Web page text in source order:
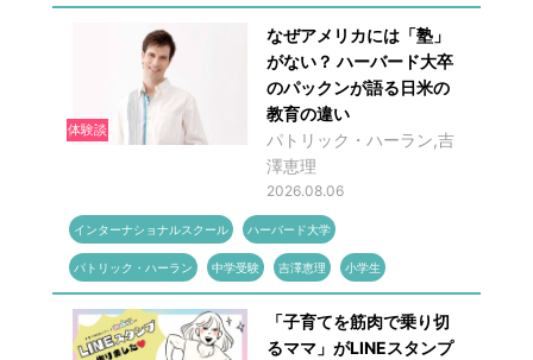
体験談
なぜアメリカには「塾」
がない？ ハーバード大卒
のパックンが語る日米の
教育の違い
パトリック・ハーラン,吉
澤恵理
2026.08.06
インターナショナルスクール ハーバード大学
パトリック・ハーラン 中学受験 吉澤恵理 小学生
「子育てを筋肉で乗り切
るママ」がLINEスタンプ